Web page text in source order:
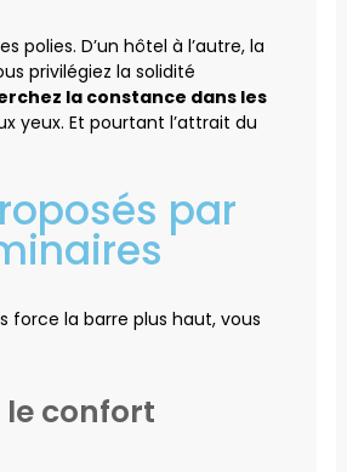
polies. D’un hôtel à l’autre, la
privilégiez la solidité
la constance dans les
yeux. Et pourtant l’attrait du
par
force la barre plus haut, vous
le confort